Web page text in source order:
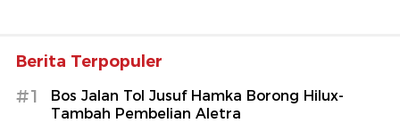
Berita Terpopuler
#1
Bos Jalan Tol Jusuf Hamka Borong Hilux-
Tambah Pembelian Aletra